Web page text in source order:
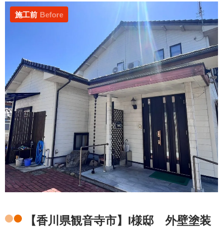
施工前 Before
【香川県観音寺市】I様邸 外壁塗装